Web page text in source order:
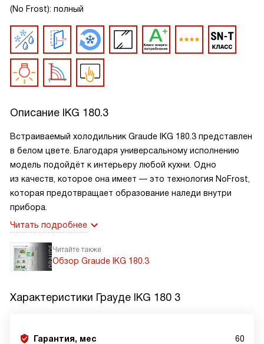
(No Frost): полный
Описание IKG 180.3
Встраиваемый холодильник Graude IKG 180.3 представлен
в белом цвете. Благодаря универсальному исполнению
модель подойдёт к интерьеру любой кухни. Одно
из качеств, которое она имеет — это технология NoFrost,
которая предотвращает образование наледи внутри
прибора.
Читать подробнее
Читайте также
Обзор Graude IKG 180.3
Характеристики Грауде IKG 180 3
Гарантия, мес 60